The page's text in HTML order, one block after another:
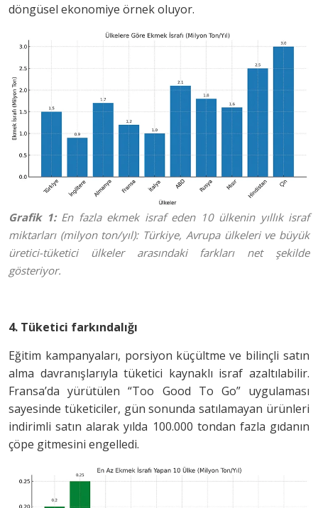
döngüsel ekonomiye örnek oluyor.
Grafik 1:En fazla ekmek israf eden 10 ülkenin yıllık israf
miktarları (milyon ton/yıl): Türkiye, Avrupa ülkeleri ve büyük
üretici-tüketici ülkeler arasındaki farkları net şekilde
gösteriyor.
4. Tüketici farkındalığı
Eğitim kampanyaları, porsiyon küçültme ve bilinçli satın
alma davranışlarıyla tüketici kaynaklı israf azaltılabilir.
Fransa’da yürütülen “Too Good To Go” uygulaması
sayesinde tüketiciler, gün sonunda satılamayan ürünleri
indirimli satın alarak yılda 100.000 tondan fazla gıdanın
çöpe gitmesini engelledi.